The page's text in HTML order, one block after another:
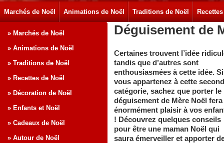
Marchés de Noël Animations de Noël Traditions de Noël
Déguisement de
Certaines trouvent l’idée
tandis que d’autres sont
enthousiasmées à cette idée. Si
vous appartenez à cette
catégorie, sachez que porter le
déguisement de Mère Noël fera
énormément plaisir à vos
! Découvrez quelques conseils
pour être une maman Noël qui
saura émerveiller et apporter
» Marchés de Noël
» Animations de Noël
» Traditions de Noël
» Recettes de Noël
» Décoration de Noël
» Enfants et Noël
» Cadeaux de Noël
» Autour de Noël